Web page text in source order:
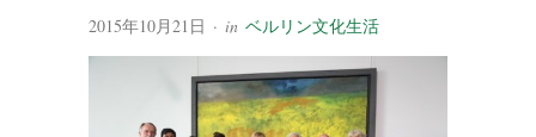
2015年10月21日 · in ベルリン文化生活